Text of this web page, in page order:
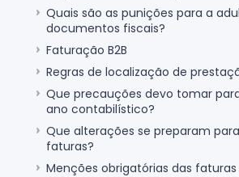
Quais são as punições para a
documentos fiscais?
Faturação B2B
Regras de localização de
Que precauções devo tomar
ano contabilístico?
Que alterações se preparam
faturas?
Menções obrigatórias das faturas